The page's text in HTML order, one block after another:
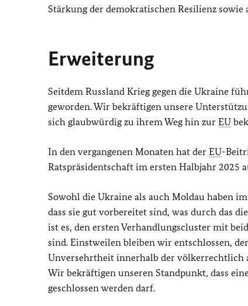
Stärkung der demokratischen Resilienz
Erweiterung
Seitdem Russland Krieg gegen die Ukraine
geworden. Wir bekräftigen unsere
sich glaubwürdig zu ihrem Weg hin zur EU
In den vergangenen Monaten hat der EU-
Ratspräsidentschaft im ersten Halbjahr 2025
Sowohl die Ukraine als auch Moldau haben
dass sie gut vorbereitet sind, was durch das
ist es, den ersten Verhandlungscluster mit
sind. Einstweilen bleiben wir entschlossen,
Unversehrtheit innerhalb der völkerrechtlich
Wir bekräftigen unseren Standpunkt, dass
geschlossen werden darf.